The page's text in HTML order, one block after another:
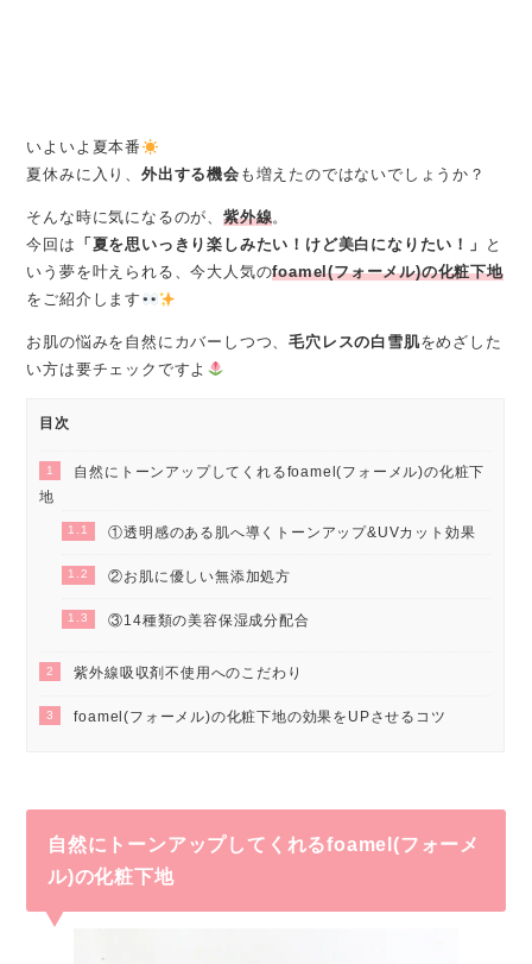
いよいよ夏本番
夏休みに入り、 外出する機会 も増えたのではないでしょうか？
そんな時に気になるのが、 紫外線。
今回は 「夏を思いっきり楽しみたい！けど美白になりたい！」
と
いう夢を叶えられる、今大人気のfoamel(フォーメル)の化粧下地
をご紹介します
お肌の悩みを自然にカバーしつつ、毛穴レスの白雪肌をめざした
い方は要チェックですよ
目次
1
自然にトーンアップしてくれるfoamel(フォーメル)の化粧下
地
1.1 ①透明感のある肌へ導くトーンアップ&UVカット効果
1.2 ②お肌に優しい無添加処方
1.3 ③14種類の美容保湿成分配合
2 紫外線吸収剤不使用へのこだわり
3 foamel(フォーメル)の化粧下地の効果をUPさせるコツ
自然にトーンアップしてくれるfoamel(フォーメ
ル)の化粧下地